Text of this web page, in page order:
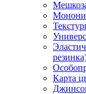
Карта